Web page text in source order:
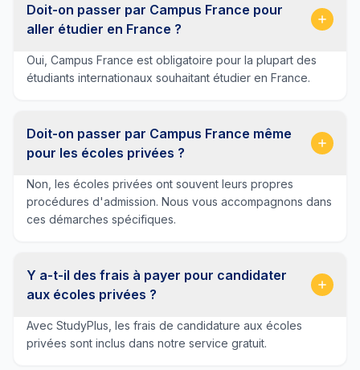
Doit-on passer par Campus France pour
aller étudier en France ?
Oui, Campus France est obligatoire pour la plupart des
étudiants internationaux souhaitant étudier en France.
Doit-on passer par Campus France même
pour les écoles privées ?
Non, les écoles privées ont souvent leurs propres
procédures d'admission. Nous vous accompagnons dans
ces démarches spécifiques.
Y a-t-il des frais à payer pour candidater
aux écoles privées ?
Avec StudyPlus, les frais de candidature aux écoles
privées sont inclus dans notre service gratuit.